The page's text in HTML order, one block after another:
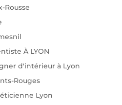
Rousse
À LYON
d'intérieur à Lyon
Rouges
Lyon